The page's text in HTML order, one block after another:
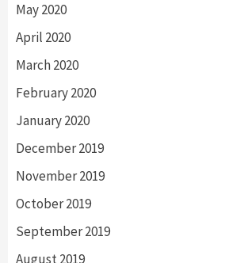
May 2020
April 2020
March 2020
February 2020
January 2020
December 2019
November 2019
October 2019
September 2019
August 2019